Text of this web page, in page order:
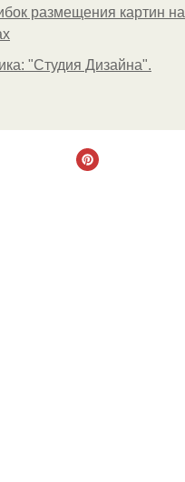
размещения картин на
"Студия Дизайна".